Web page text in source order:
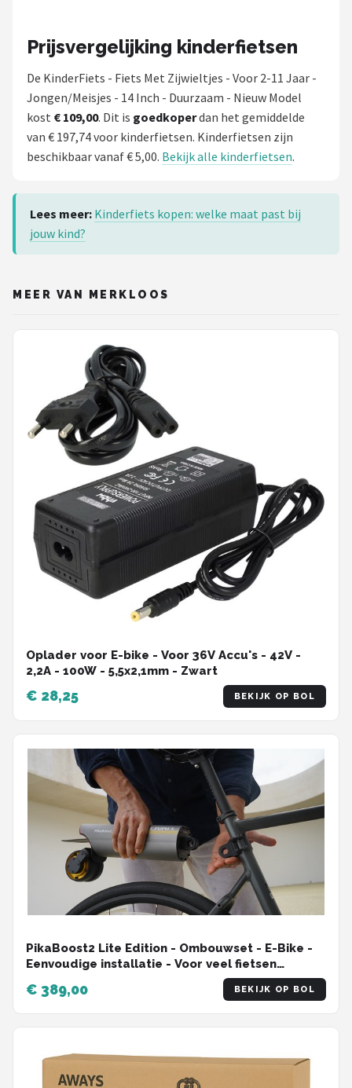
Prijsvergelijking kinderfietsen
De KinderFiets - Fiets Met Zijwieltjes - Voor 2-11 Jaar -
Jongen/Meisjes - 14 Inch - Duurzaam - Nieuw Model
kost € 109,00. Dit is goedkoperdan het gemiddelde
van € 197,74 voor kinderfietsen. Kinderfietsen zijn
beschikbaar vanaf € 5,00. Bekijk alle kinderfietsen.
Lees meer: Kinderfiets kopen: welke maat past bij
jouw kind?
MEER VAN MERKLOOS
Oplader voor E-bike - Voor 36V Accu's - 42V -
2,2A - 100W - 5,5x2,1mm - Zwart
€ 28,25 BEKIJK OP BOL
PikaBoost2 Lite Edition - Ombouwset - E-Bike -
Eenvoudige installatie - Voor veel fietsen
geschikt - Maak je fiets elekrisch
€ 389,00 BEKIJK OP BOL